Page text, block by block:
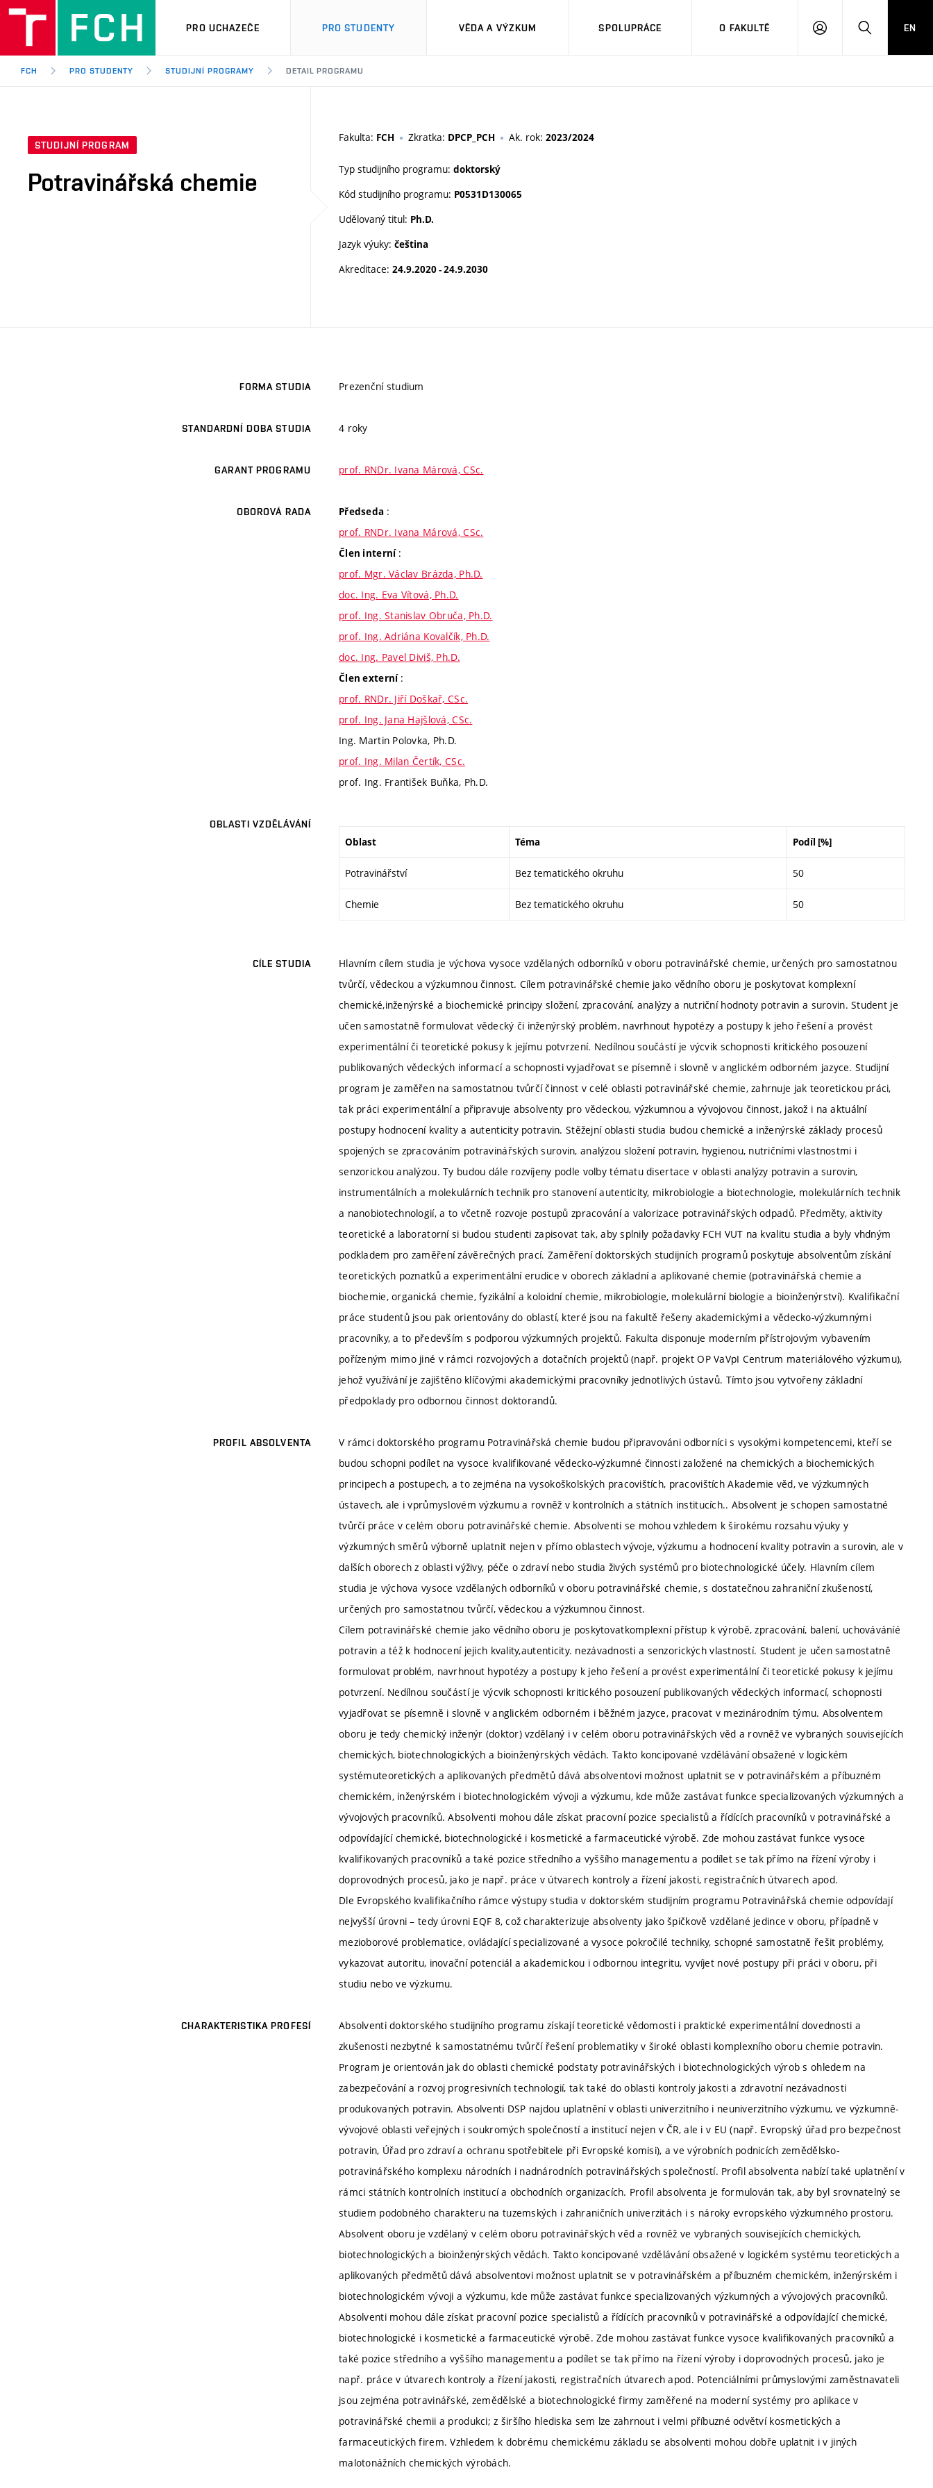
PRO UCHAZEČE PRO STUDENTY VĚDA A VÝZKUM SPOLUPRÁCE O FAKULTĚ
PŘIHLÁSITHLEDAT
EN
FCH PRO STUDENTY STUDIJNÍ PROGRAMY DETAIL PROGRAMU
STUDIJNÍ PROGRAM
Potravinářská chemie
Fakulta: FCH Zkratka: DPCP_PCH Ak. rok: 2023/2024
Typ studijního programu: doktorský
Kód studijního programu: P0531D130065
Udělovaný titul: Ph.D.
Jazyk výuky: čeština
Akreditace: 24.9.2020 - 24.9.2030
FORMA STUDIA Prezenční studium
STANDARDNÍ DOBA STUDIA 4 roky
GARANT PROGRAMU prof. RNDr. Ivana Márová, CSc.
OBOROVÁ RADA Předseda :
prof. RNDr. Ivana Márová, CSc.
Člen interní :
prof. Mgr. Václav Brázda, Ph.D.
doc. Ing. Eva Vítová, Ph.D.
prof. Ing. Stanislav Obruča, Ph.D.
prof. Ing. Adriána Kovalčík, Ph.D.
doc. Ing. Pavel Diviš, Ph.D.
Člen externí :
prof. RNDr. Jiří Doškař, CSc.
prof. Ing. Jana Hajšlová, CSc.
Ing. Martin Polovka, Ph.D.
prof. Ing. Milan Čertík, CSc.
prof. Ing. František Buňka, Ph.D.
OBLASTI VZDĚLÁVÁNÍ
Oblast Téma Podíl [%]
Potravinářství Bez tematického okruhu 50
Chemie Bez tematického okruhu 50
CÍLE STUDIA
Hlavním cílem studia je výchova vysoce vzdělaných odborníků v oboru potravinářské chemie, určených pro samostatnou
tvůrčí, vědeckou a výzkumnou činnost. Cílem potravinářské chemie jako vědního oboru je poskytovat komplexní
chemické,inženýrské a biochemické principy složení, zpracování, analýzy a nutriční hodnoty potravin a surovin. Student je
učen samostatně formulovat vědecký či inženýrský problém, navrhnout hypotézy a postupy k jeho řešení a provést
experimentální či teoretické pokusy k jejímu potvrzení. Nedílnou součástí je výcvik schopnosti kritického posouzení
publikovaných vědeckých informací a schopnosti vyjadřovat se písemně i slovně v anglickém odborném jazyce. Studijní
program je zaměřen na samostatnou tvůrčí činnost v celé oblasti potravinářské chemie, zahrnuje jak teoretickou práci,
tak práci experimentální a připravuje absolventy pro vědeckou, výzkumnou a vývojovou činnost, jakož i na aktuální
postupy hodnocení kvality a autenticity potravin. Stěžejní oblasti studia budou chemické a inženýrské základy procesů
spojených se zpracováním potravinářských surovin, analýzou složení potravin, hygienou, nutričními vlastnostmi i
senzorickou analýzou. Ty budou dále rozvíjeny podle volby tématu disertace v oblasti analýzy potravin a surovin,
instrumentálních a molekulárních technik pro stanovení autenticity, mikrobiologie a biotechnologie, molekulárních technik
a nanobiotechnologií, a to včetně rozvoje postupů zpracování a valorizace potravinářských odpadů. Předměty, aktivity
teoretické a laboratorní si budou studenti zapisovat tak, aby splnily požadavky FCH VUT na kvalitu studia a byly vhdným
podkladem pro zaměření závěrečných prací. Zaměření doktorských studijních programů poskytuje absolventům získání
teoretických poznatků a experimentální erudice v oborech základní a aplikované chemie (potravinářská chemie a
biochemie, organická chemie, fyzikální a koloidní chemie, mikrobiologie, molekulární biologie a bioinženýrství). Kvalifikační
práce studentů jsou pak orientovány do oblastí, které jsou na fakultě řešeny akademickými a vědecko-výzkumnými
pracovníky, a to především s podporou výzkumných projektů. Fakulta disponuje moderním přístrojovým vybavením
pořízeným mimo jiné v rámci rozvojových a dotačních projektů (např. projekt OP VaVpI Centrum materiálového výzkumu),
jehož využívání je zajištěno klíčovými akademickými pracovníky jednotlivých ústavů. Tímto jsou vytvořeny základní
předpoklady pro odbornou činnost doktorandů.
PROFIL ABSOLVENTA
V rámci doktorského programu Potravinářská chemie budou připravováni odborníci s vysokými kompetencemi, kteří se
budou schopni podílet na vysoce kvalifikované vědecko-výzkumné činnosti založené na chemických a biochemických
principech a postupech, a to zejména na vysokoškolských pracovištích, pracovištích Akademie věd, ve výzkumných
ústavech, ale i vprůmyslovém výzkumu a rovněž v kontrolních a státních institucích.. Absolvent je schopen samostatné
tvůrčí práce v celém oboru potravinářské chemie. Absolventi se mohou vzhledem k širokému rozsahu výuky y
výzkumných směrů výborně uplatnit nejen v přímo oblastech vývoje, výzkumu a hodnocení kvality potravin a surovin, ale v
dalších oborech z oblasti výživy, péče o zdraví nebo studia živých systémů pro biotechnologické účely. Hlavním cílem
studia je výchova vysoce vzdělaných odborníků v oboru potravinářské chemie, s dostatečnou zahraniční zkušeností,
určených pro samostatnou tvůrčí, vědeckou a výzkumnou činnost.
Cílem potravinářské chemie jako vědního oboru je poskytovatkomplexní přístup k výrobě, zpracování, balení, uchováváníé
potravin a též k hodnocení jejich kvality,autenticity. nezávadnosti a senzorických vlastností. Student je učen samostatně
formulovat problém, navrhnout hypotézy a postupy k jeho řešení a provést experimentální či teoretické pokusy k jejímu
potvrzení. Nedílnou součástí je výcvik schopnosti kritického posouzení publikovaných vědeckých informací, schopnosti
vyjadřovat se písemně i slovně v anglickém odborném i běžném jazyce, pracovat v mezinárodním týmu. Absolventem
oboru je tedy chemický inženýr (doktor) vzdělaný i v celém oboru potravinářských věd a rovněž ve vybraných souvisejících
chemických, biotechnologických a bioinženýrských vědách. Takto koncipované vzdělávání obsažené v logickém
systémuteoretických a aplikovaných předmětů dává absolventovi možnost uplatnit se v potravinářském a příbuzném
chemickém, inženýrském i biotechnologickém vývoji a výzkumu, kde může zastávat funkce specializovaných výzkumných a
vývojových pracovníků. Absolventi mohou dále získat pracovní pozice specialistů a řídících pracovníků v potravinářské a
odpovídající chemické, biotechnologické i kosmetické a farmaceutické výrobě. Zde mohou zastávat funkce vysoce
kvalifikovaných pracovníků a také pozice středního a vyššího managementu a podílet se tak přímo na řízení výroby i
doprovodných procesů, jako je např. práce v útvarech kontroly a řízení jakosti, registračních útvarech apod.
Dle Evropského kvalifikačního rámce výstupy studia v doktorském studijním programu Potravinářská chemie odpovídají
nejvyšší úrovni – tedy úrovni EQF 8, což charakterizuje absolventy jako špičkově vzdělané jedince v oboru, případně v
mezioborové problematice, ovládající specializované a vysoce pokročilé techniky, schopné samostatně řešit problémy,
vykazovat autoritu, inovační potenciál a akademickou i odbornou integritu, vyvíjet nové postupy při práci v oboru, při
studiu nebo ve výzkumu.
CHARAKTERISTIKA PROFESÍ
Absolventi doktorského studijního programu získají teoretické vědomosti i praktické experimentální dovednosti a
zkušenosti nezbytné k samostatnému tvůrčí řešení problematiky v široké oblasti komplexního oboru chemie potravin.
Program je orientován jak do oblasti chemické podstaty potravinářských i biotechnologických výrob s ohledem na
zabezpečování a rozvoj progresivních technologií, tak také do oblasti kontroly jakosti a zdravotní nezávadnosti
produkovaných potravin. Absolventi DSP najdou uplatnění v oblasti univerzitního i neuniverzitního výzkumu, ve výzkumně-
vývojové oblasti veřejných i soukromých společností a institucí nejen v ČR, ale i v EU (např. Evropský úřad pro bezpečnost
potravin, Úřad pro zdraví a ochranu spotřebitele při Evropské komisi), a ve výrobních podnicích zemědělsko-
potravinářského komplexu národních i nadnárodních potravinářských společností. Profil absolventa nabízí také uplatnění v
rámci státních kontrolních institucí a obchodních organizacích. Profil absolventa je formulován tak, aby byl srovnatelný se
studiem podobného charakteru na tuzemských i zahraničních univerzitách i s nároky evropského výzkumného prostoru.
Absolvent oboru je vzdělaný v celém oboru potravinářských věd a rovněž ve vybraných souvisejících chemických,
biotechnologických a bioinženýrských vědách. Takto koncipované vzdělávání obsažené v logickém systému teoretických a
aplikovaných předmětů dává absolventovi možnost uplatnit se v potravinářském a příbuzném chemickém, inženýrském i
biotechnologickém vývoji a výzkumu, kde může zastávat funkce specializovaných výzkumných a vývojových pracovníků.
Absolventi mohou dále získat pracovní pozice specialistů a řídících pracovníků v potravinářské a odpovídající chemické,
biotechnologické i kosmetické a farmaceutické výrobě. Zde mohou zastávat funkce vysoce kvalifikovaných pracovníků a
také pozice středního a vyššího managementu a podílet se tak přímo na řízení výroby i doprovodných procesů, jako je
např. práce v útvarech kontroly a řízení jakosti, registračních útvarech apod. Potenciálními průmyslovými zaměstnavateli
jsou zejména potravinářské, zemědělské a biotechnologické firmy zaměřené na moderní systémy pro aplikace v
potravinářské chemii a produkci; z širšího hlediska sem lze zahrnout i velmi příbuzné odvětví kosmetických a
farmaceutických firem. Vzhledem k dobrému chemickému základu se absolventi mohou dobře uplatnit i v jiných
malotonážních chemických výrobách.